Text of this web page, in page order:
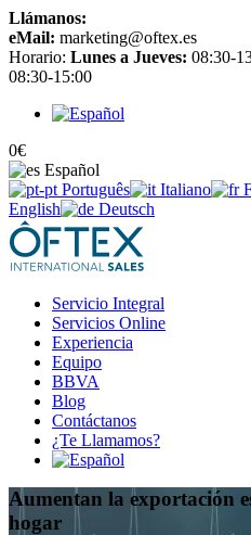
Llámanos:
eMail: marketing@oftex.es
Horario: Lunes a Jueves: 08:30-
08:30-15:00
0€
Español
Português
Italiano
English
Deutsch
Servicio Integral
Servicios Online
Experiencia
Equipo
BBVA
Blog
Contáctanos
¿Te Llamamos?
Aumentan la exportación
hogar